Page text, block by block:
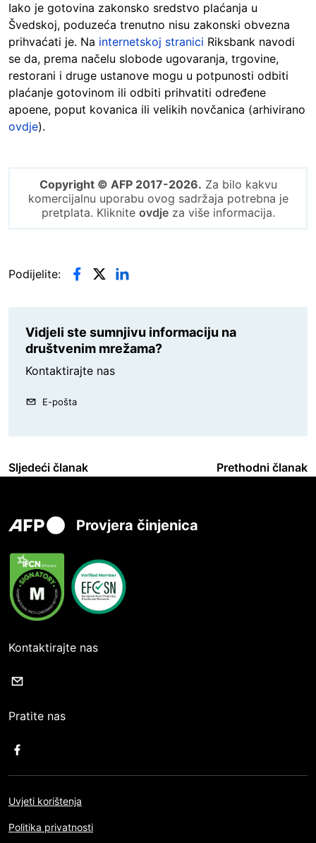
Iako je gotovina zakonsko sredstvo plaćanja u
Švedskoj, poduzeća trenutno nisu zakonski obvezna
prihvaćati je. Na internetskoj stranici Riksbank navodi
se da, prema načelu slobode ugovaranja, trgovine,
restorani i druge ustanove mogu u potpunosti odbiti
plaćanje gotovinom ili odbiti prihvatiti određene
apoene, poput kovanica ili velikih novčanica (arhivirano
ovdje).
Copyright © AFP 2017-2026. Za bilo kakvu
komercijalnu uporabu ovog sadržaja potrebna je
pretplata. Kliknite ovdjeza više informacija.
Podijelite:
Vidjeli ste sumnjivu informaciju na
društvenim mrežama?
Kontaktirajte nas
E-pošta
Sljedeći članak Prethodni članak
Provjera činjenica
Kontaktirajte nas
Pratite nas
Uvjeti korištenja
Politika privatnosti